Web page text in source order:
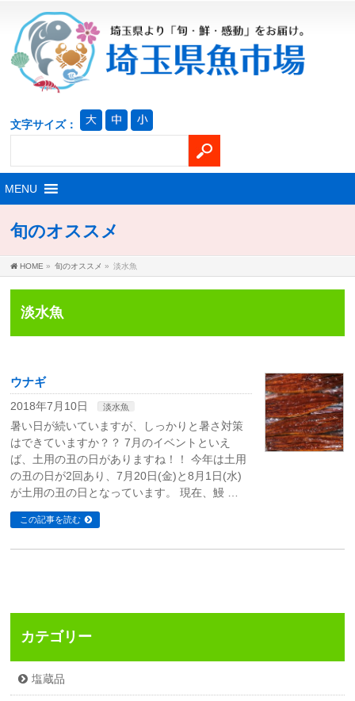
文字サイズ：
旬のオススメ
HOME » 旬のオススメ » 淡水魚
淡水魚
ウナギ
2018年7月10日
淡水魚
暑い日が続いていますが、しっかりと暑さ対策
はできていますか？？ 7月のイベントといえ
ば、土用の丑の日がありますね！！ 今年は土用
の丑の日が2回あり、7月20日(金)と8月1日(水)
が土用の丑の日となっています。 現在、鰻 …
この記事を読む
カテゴリー
塩蔵品